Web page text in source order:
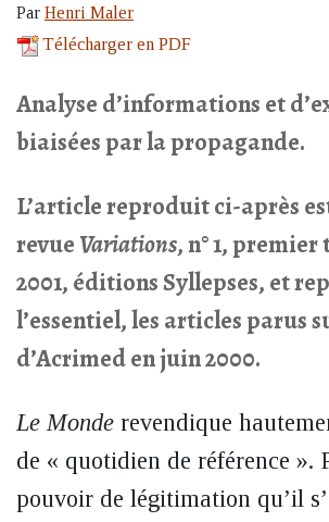
Par Henri Maler
Télécharger en PDF
Analyse d’informations et
biaisées par la propagande.
L’article reproduit ci-après
revueVariations, n° 1,
2001, éditions Syllepses, et
l’essentiel, les articles parus
d’Acrimed en juin 2000.
Le Monde revendique
de « quotidien de référence ».
pouvoir de légitimation qu’il